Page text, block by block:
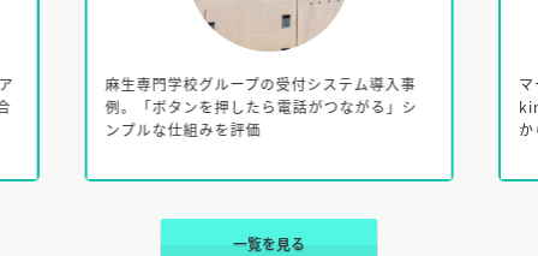
麻生専門学校グループの受付システム導入事
例。「ボタンを押したら電話がつながる」シ
ンプルな仕組みを評価
一覧を見る